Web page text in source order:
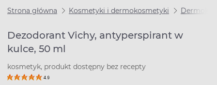
Strona główna Kosmetyki i dermokosmetyki
Dezodorant Vichy, antyperspirant w
kulce, 50 ml
kosmetyk, produkt dostępny bez recepty
4.9